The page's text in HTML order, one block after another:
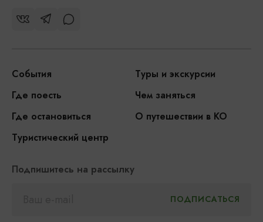
События
Туры и экскурсии
Где поесть
Чем заняться
Где остановиться
О путешествии в КО
Туристический центр
Подпишитесь на рассылку